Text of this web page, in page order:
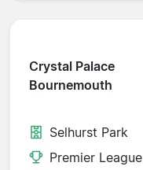
Crystal Palace
Bournemouth
Selhurst Park
Premier League